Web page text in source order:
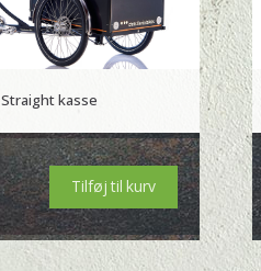
Straight kasse
Tilføj til kurv